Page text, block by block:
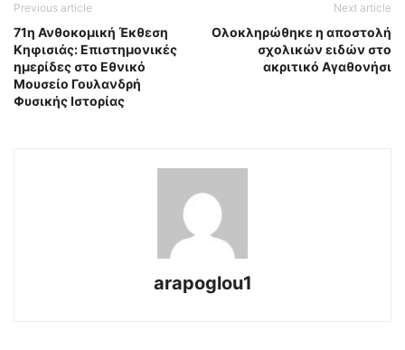
Previous article
71η Ανθοκομική Έκθεση
Κηφισιάς: Επιστημονικές
ημερίδες στο Εθνικό
Μουσείο Γουλανδρή
Φυσικής Ιστορίας
Next article
Ολοκληρώθηκε η αποστολή
σχολικών ειδών στο
ακριτικό Αγαθονήσι
arapoglou1